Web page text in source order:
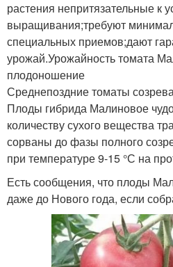
растения непритязательные к
выращивания;требуют
специальных приемов;дают
урожай.Урожайность томата
плодоношение
Среднепоздние томаты
Плоды гибрида Малиновое
количеству сухого вещества
сорваны до фазы полного
при температуре 9-15 °С на
Есть сообщения, что плоды
даже до Нового года, если